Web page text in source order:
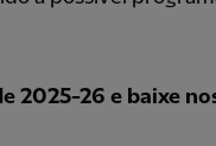
2025-26 e baixe